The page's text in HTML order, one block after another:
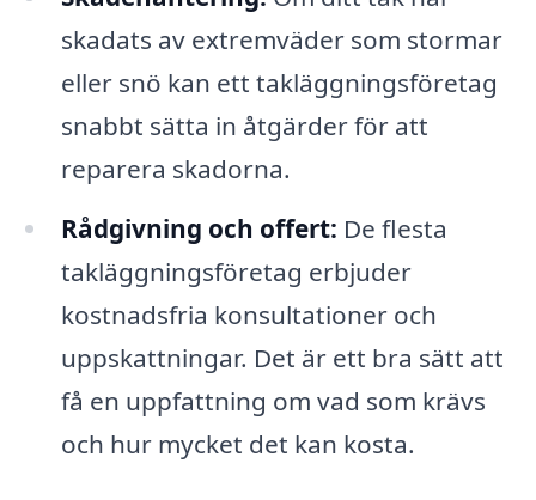
skadats av extremväder som stormar
eller snö kan ett takläggningsföretag
snabbt sätta in åtgärder för att
reparera skadorna.
Rådgivning och offert: De flesta
takläggningsföretag erbjuder
kostnadsfria konsultationer och
uppskattningar. Det är ett bra sätt att
få en uppfattning om vad som krävs
och hur mycket det kan kosta.